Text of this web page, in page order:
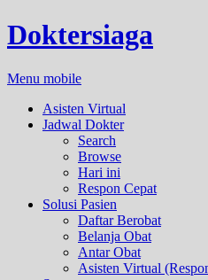
Doktersiaga
Menu mobile
Asisten Virtual
Jadwal Dokter
Search
Browse
Hari ini
Respon Cepat
Solusi Pasien
Daftar Berobat
Belanja Obat
Antar Obat
Asisten Virtual